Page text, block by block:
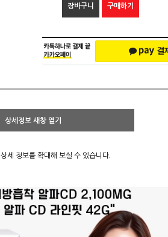
장바구니 구매하기
상세정보 새창 열기
상세 정보를 확대해 보실 수 있습니다.